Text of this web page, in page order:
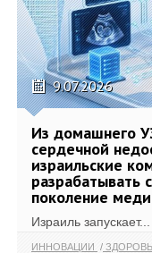
9.07.2026
Из домашнего
сердечной
израильские
разрабатывать
поколение
Израиль запускает...
ИННОВАЦИИ